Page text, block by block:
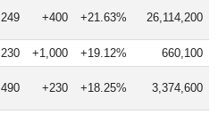
+400 +21.63% 26,114,200
+1,000 +19.12% 660,100
+230 +18.25% 3,374,600